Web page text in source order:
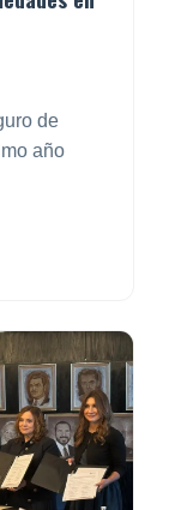
de
año